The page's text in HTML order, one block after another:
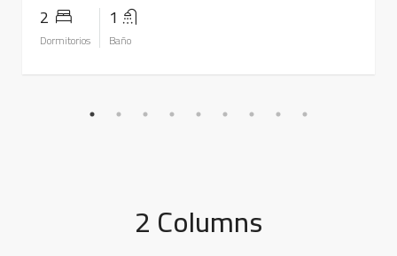
2
Dormitorios
1
Baño
2 Columns